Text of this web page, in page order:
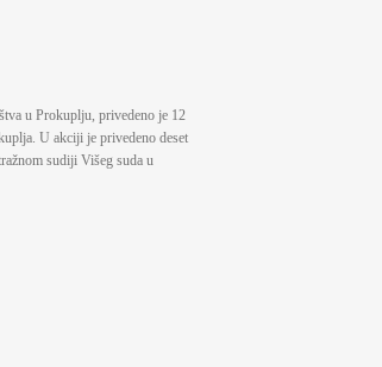
u Prokuplju, privedeno јe 12
U akciјi јe privedeno deset
sudiјi Višeg suda u